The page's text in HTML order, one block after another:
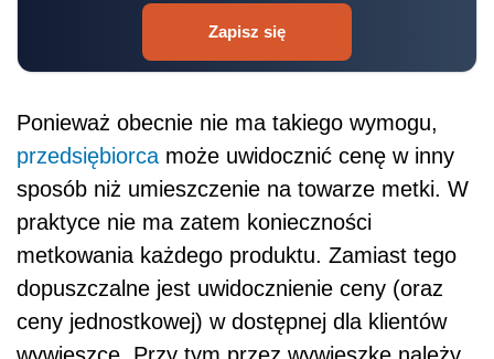
Zapisz się
Ponieważ obecnie nie ma takiego wymogu,
przedsiębiorca może uwidocznić cenę w inny
sposób niż umieszczenie na towarze metki. W
praktyce nie ma zatem konieczności
metkowania każdego produktu. Zamiast tego
dopuszczalne jest uwidocznienie ceny (oraz
ceny jednostkowej) w dostępnej dla klientów